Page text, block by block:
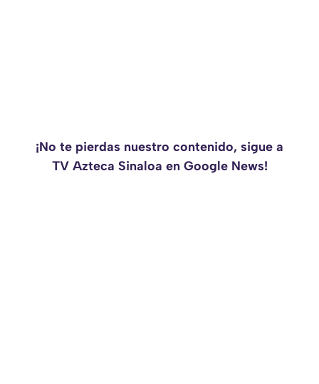
¡No te pierdas nuestro contenido, sigue a
TV Azteca Sinaloa en Google News!